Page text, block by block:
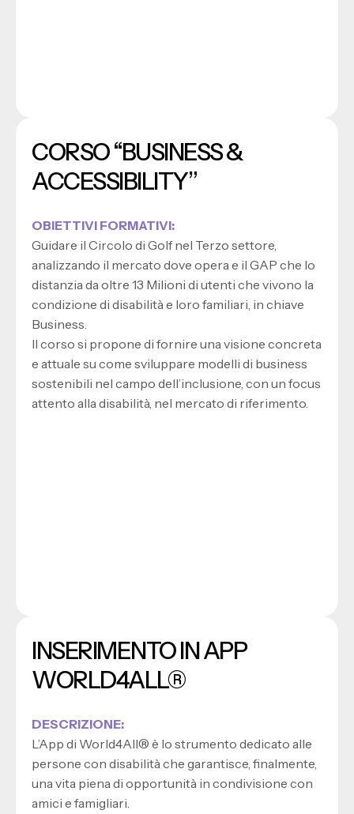
CORSO “BUSINESS &
ACCESSIBILITY”
OBIETTIVI FORMATIVI:
Guidare il Circolo di Golf nel Terzo settore,
analizzando il mercato dove opera e il GAP che lo
distanzia da oltre 13 Milioni di utenti che vivono la
condizione di disabilità e loro familiari, in chiave
Business.
Il corso si propone di fornire una visione concreta
e attuale su come sviluppare modelli di business
sostenibili nel campo dell’inclusione, con un focus
attento alla disabilità, nel mercato di riferimento.
INSERIMENTO IN APP
WORLD4ALL®
DESCRIZIONE:
L’App di World4All® è lo strumento dedicato alle
persone con disabilità che garantisce, finalmente,
una vita piena di opportunità in condivisione con
amici e famigliari.